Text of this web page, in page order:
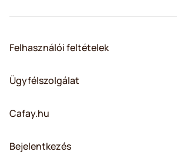
Felhasználói feltételek
Ügyfélszolgálat
Cafay.hu
Bejelentkezés